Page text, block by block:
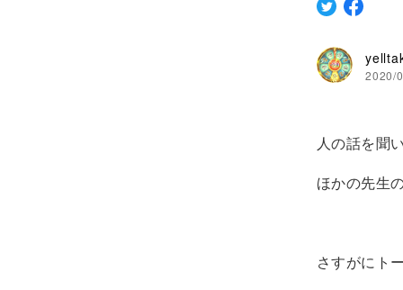
2020/
人の話を聞
ほかの先生
さすがにト